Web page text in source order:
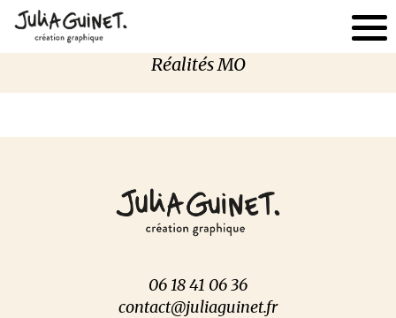
Réalités MO
06 18 41 06 36
contact@juliaguinet.fr